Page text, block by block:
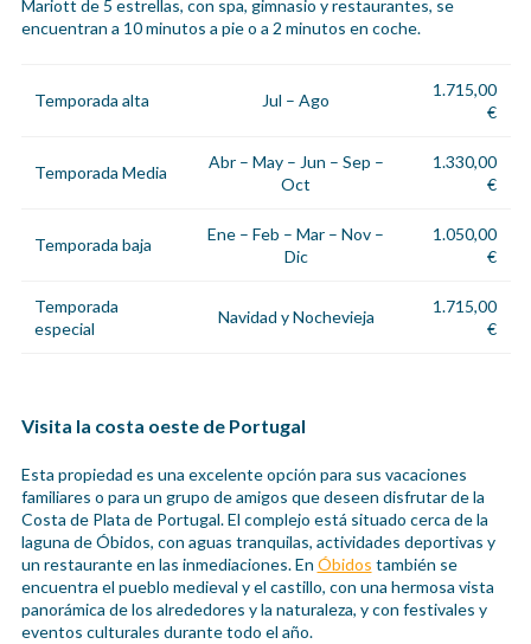
Mariott de 5 estrellas, con spa, gimnasio y restaurantes, se
encuentran a 10 minutos a pie o a 2 minutos en coche.
Temporada alta Jul – Ago
1.715,00
€
Temporada Media
Abr – May – Jun – Sep –
Oct
1.330,00
€
Temporada baja
Ene – Feb – Mar – Nov –
Dic
1.050,00
€
Temporada
especial
Navidad y Nochevieja
1.715,00
€
Visita la costa oeste de Portugal
Esta propiedad es una excelente opción para sus vacaciones
familiares o para un grupo de amigos que deseen disfrutar de la
Costa de Plata de Portugal. El complejo está situado cerca de la
laguna de Óbidos, con aguas tranquilas, actividades deportivas y
un restaurante en las inmediaciones. En Óbidos también se
encuentra el pueblo medieval y el castillo, con una hermosa vista
panorámica de los alrededores y la naturaleza, y con festivales y
eventos culturales durante todo el año.